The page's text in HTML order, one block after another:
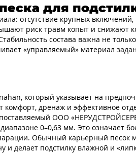
для
отсутствие крупных
риск травм копыт и снижают
состава важна не
«управляемый» материал
который указывает на
дренаж и эффективное
ООО
0–0,63 мм. Это означает
Обычный карьерный песок
и делает подстилку влажной и